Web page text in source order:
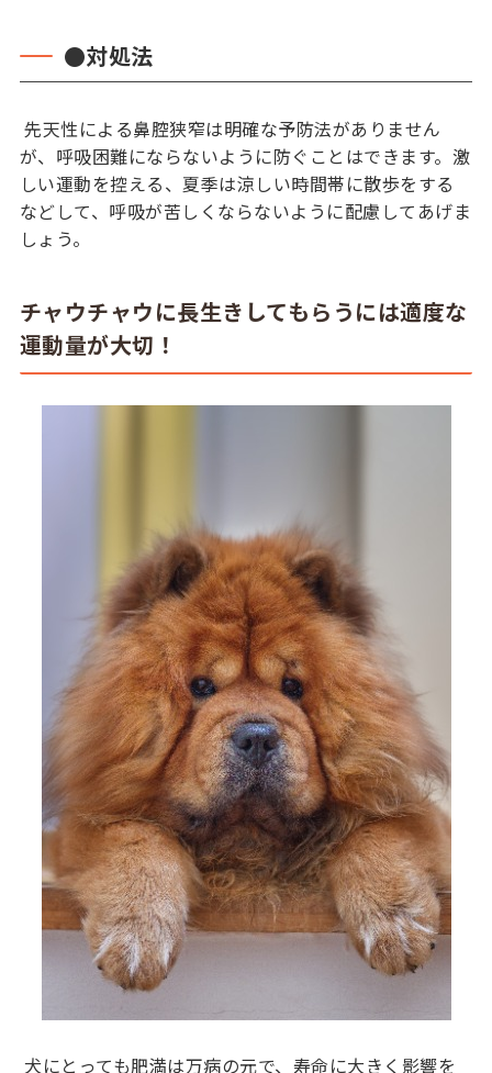
●対処法
先天性による鼻腔狭窄は明確な予防法がありません
が、呼吸困難にならないように防ぐことはできます。激
しい運動を控える、夏季は涼しい時間帯に散歩をする
などして、呼吸が苦しくならないように配慮してあげま
しょう。
チャウチャウに長生きしてもらうには適度な
運動量が大切！
犬にとっても肥満は万病の元で、寿命に大きく影響を